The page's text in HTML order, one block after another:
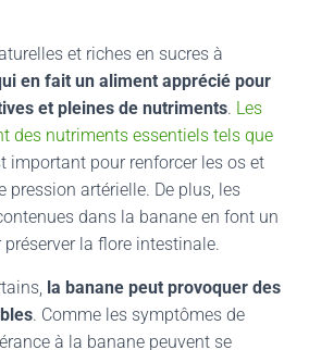
et riches en sucres à
en fait un aliment apprécié pour
et pleines de nutriments. Les
des nutriments essentiels tels que
important pour renforcer les os et
pression artérielle. De plus, les
dans la banane en font un
la flore intestinale.
la banane peut provoquer des
. Comme les symptômes de
à la banane peuvent se